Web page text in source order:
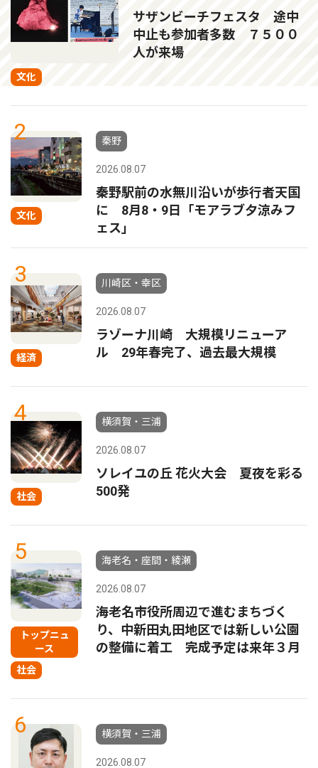
文化
サザンビーチフェスタ 途中
中止も参加者多数 ７５００
人が来場
2
文化
秦野
2026.08.07
秦野駅前の水無川沿いが歩行者天国
に 8月8・9日「モアラブ夕涼みフ
ェス」
3
経済
川崎区・幸区
2026.08.07
ラゾーナ川崎 大規模リニューア
ル 29年春完了、過去最大規模
4
社会
横須賀・三浦
2026.08.07
ソレイユの丘 花火大会 夏夜を彩る
500発
5
トップニュ
ース
社会
海老名・座間・綾瀬
2026.08.07
海老名市役所周辺で進むまちづく
り、中新田丸田地区では新しい公園
の整備に着工 完成予定は来年３月
6 横須賀・三浦
2026.08.07